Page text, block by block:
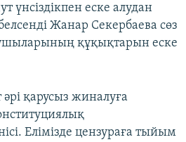
үнсіздікпен еске алудан
Жанар Секербаева сөз
құқықтарын еске
әрі қарусыз жиналуға
Елімізде цензураға тыйым